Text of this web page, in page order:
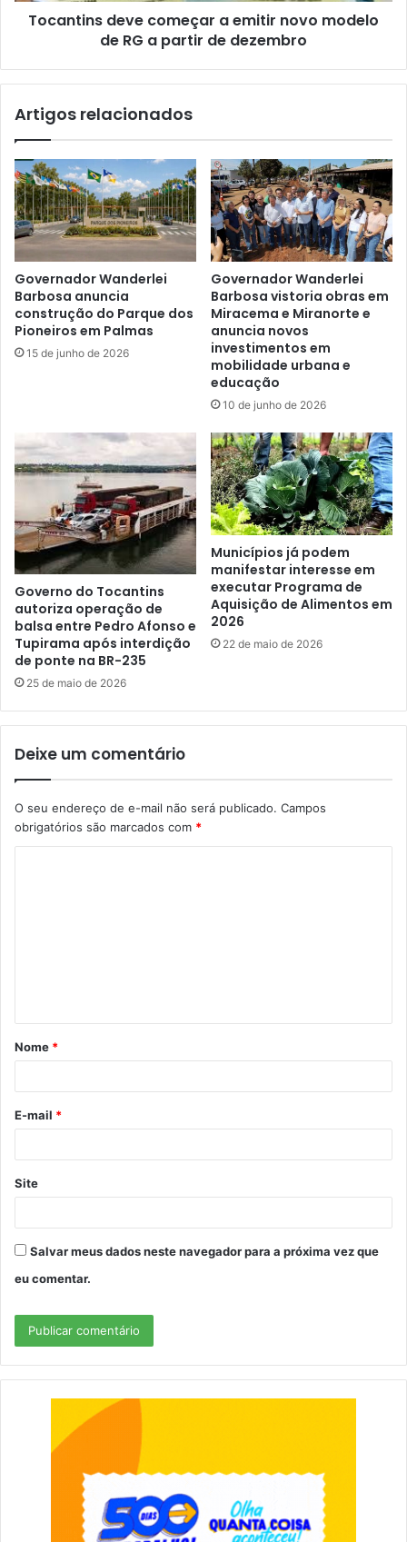
Tocantins deve começar a emitir novo modelo
de RG a partir de dezembro
Artigos relacionados
Governador Wanderlei
Barbosa anuncia
construção do Parque dos
Pioneiros em Palmas
15 de junho de 2026
Governador Wanderlei
Barbosa vistoria obras em
Miracema e Miranorte e
anuncia novos
investimentos em
mobilidade urbana e
educação
10 de junho de 2026
Governo do Tocantins
autoriza operação de
balsa entre Pedro Afonso e
Tupirama após interdição
de ponte na BR-235
25 de maio de 2026
Municípios já podem
manifestar interesse em
executar Programa de
Aquisição de Alimentos em
2026
22 de maio de 2026
Deixe um comentário
O seu endereço de e-mail não será publicado. Campos
obrigatórios são marcados com *
á
r
*
Nome *
E-mail *
Site
Salvar meus dados neste navegador para a próxima vez que
eu comentar.